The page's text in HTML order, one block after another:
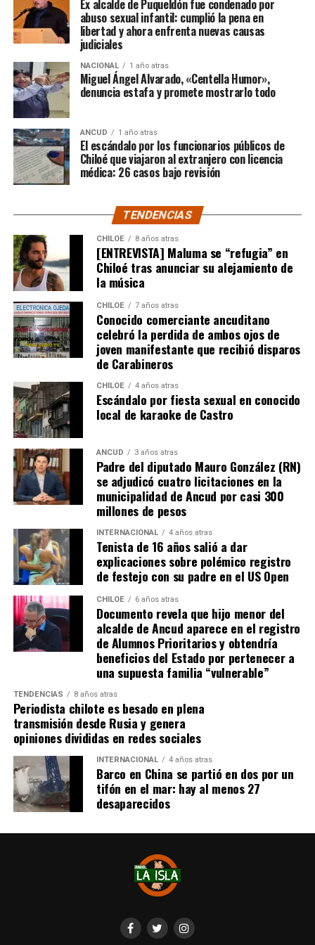
ocurrido:
“Gracias a todos por el
apoyo!!!!”
Por el momento, las personas aludidas no han emitido
declaraciones públicas. La historia, según Centella,
recién comienza y, el mencionado posteo, ha generado
comentarios de todo tipo, en su gran mayoría, a favor
del humorista de Punta Arenas.
Ex alcalde de Puqueldón fue condenado por
abuso sexual infantil: cumplió la pena en
libertad y ahora enfrenta nuevas causas
judiciales
NACIONAL 1 año atras
Miguel Ángel Alvarado, «Centella Humor»,
denuncia estafa y promete mostrarlo todo
ANCUD 1 año atras
El escándalo por los funcionarios públicos de
Chiloé que viajaron al extranjero con licencia
médica: 26 casos bajo revisión
TENDENCIAS
CHILOE 8 años atras
[ENTREVISTA] Maluma se “refugia” en
Chiloé tras anunciar su alejamiento de
la música
CHILOE 7 años atras
Conocido comerciante ancuditano
celebró la perdida de ambos ojos de
joven manifestante que recibió disparos
de Carabineros
CHILOE 4 años atras
Escándalo por fiesta sexual en conocido
local de karaoke de Castro
ANCUD 3 años atras
Padre del diputado Mauro González (RN)
se adjudicó cuatro licitaciones en la
municipalidad de Ancud por casi 300
millones de pesos
INTERNACIONAL 4 años atras
Tenista de 16 años salió a dar
explicaciones sobre polémico registro
de festejo con su padre en el US Open
CHILOE 6 años atras
Documento revela que hijo menor del
alcalde de Ancud aparece en el registro
de Alumnos Prioritarios y obtendría
beneficios del Estado por pertenecer a
una supuesta familia “vulnerable”
TENDENCIAS 8 años atras
Periodista chilote es besado en plena
transmisión desde Rusia y genera
opiniones divididas en redes sociales
INTERNACIONAL 4 años atras
Barco en China se partió en dos por un
tifón en el mar: hay al menos 27
desaparecidos